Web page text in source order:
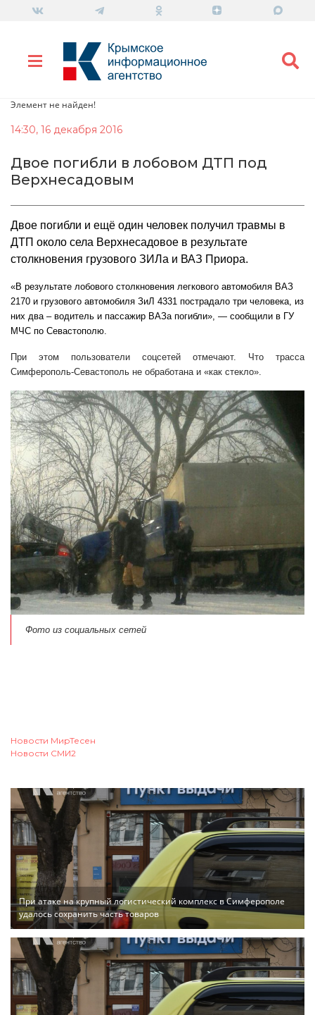
Элемент не найден!
14:30, 16 декабря 2016
Двое погибли в лобовом ДТП под
Верхнесадовым
Двое погибли и ещё один человек получил травмы в
ДТП около села Верхнесадовое в результате
столкновения грузового ЗИЛа и ВАЗ Приора.
«В результате лобового столкновения легкового автомобиля ВАЗ
2170 и грузового автомобиля ЗиЛ 4331 пострадало три человека, из
них два – водитель и пассажир ВАЗа погибли», — сообщили в ГУ
МЧС по Севастополю.
При этом пользователи соцсетей отмечают. Что трасса
Симферополь-Севастополь не обработана и «как стекло».
Фото из социальных сетей
Новости МирТесен
Новости СМИ2
При атаке на крупный логистический комплекс в Симферополе
удалось сохранить часть товаров